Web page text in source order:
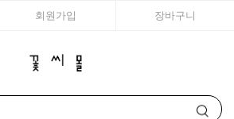
회원가입 장바구니